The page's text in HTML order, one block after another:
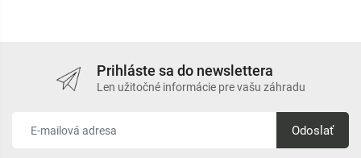
Prihláste sa do newslettera
Len užitočné informácie pre vašu záhradu
Odoslať